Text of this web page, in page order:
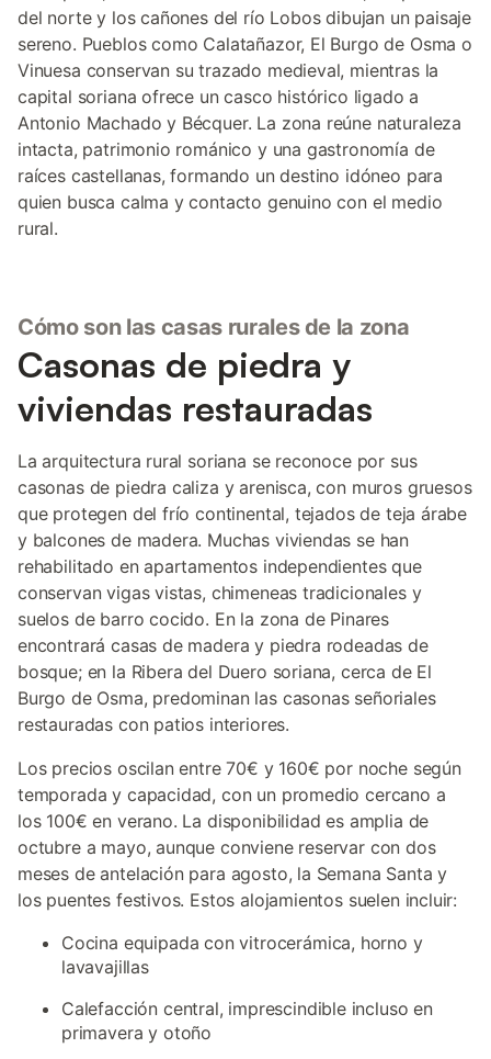
del norte y los cañones del río Lobos dibujan un paisaje
sereno. Pueblos como Calatañazor, El Burgo de Osma o
Vinuesa conservan su trazado medieval, mientras la
capital soriana ofrece un casco histórico ligado a
Antonio Machado y Bécquer. La zona reúne naturaleza
intacta, patrimonio románico y una gastronomía de
raíces castellanas, formando un destino idóneo para
quien busca calma y contacto genuino con el medio
rural.
Cómo son las casas rurales de la zona
Casonas de piedra y
viviendas restauradas
La arquitectura rural soriana se reconoce por sus
casonas de piedra caliza y arenisca, con muros gruesos
que protegen del frío continental, tejados de teja árabe
y balcones de madera. Muchas viviendas se han
rehabilitado en apartamentos independientes que
conservan vigas vistas, chimeneas tradicionales y
suelos de barro cocido. En la zona de Pinares
encontrará casas de madera y piedra rodeadas de
bosque; en la Ribera del Duero soriana, cerca de El
Burgo de Osma, predominan las casonas señoriales
restauradas con patios interiores.
Los precios oscilan entre 70€ y 160€ por noche según
temporada y capacidad, con un promedio cercano a
los 100€ en verano. La disponibilidad es amplia de
octubre a mayo, aunque conviene reservar con dos
meses de antelación para agosto, la Semana Santa y
los puentes festivos. Estos alojamientos suelen incluir:
Cocina equipada con vitrocerámica, horno y
lavavajillas
Calefacción central, imprescindible incluso en
primavera y otoño